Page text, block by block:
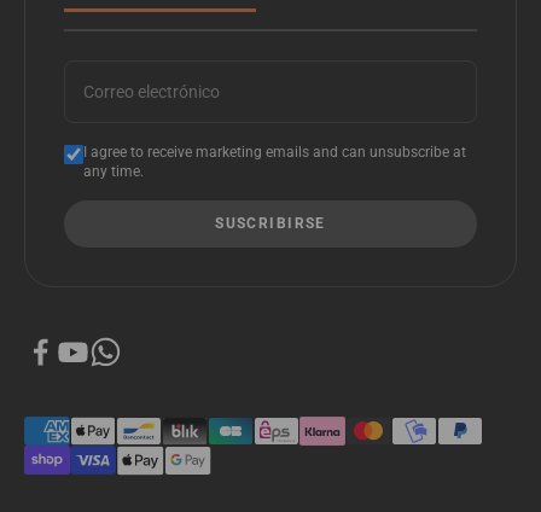
Correo electrónico
I agree to receive marketing emails and can unsubscribe at
any time.
SUSCRIBIRSE